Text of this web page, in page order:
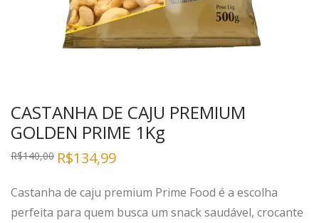
CASTANHA DE CAJU PREMIUM
GOLDEN PRIME 1Kg
R$140,00 R$134,99
Castanha de caju premium Prime Food é a escolha
perfeita para quem busca um snack saudável, crocante